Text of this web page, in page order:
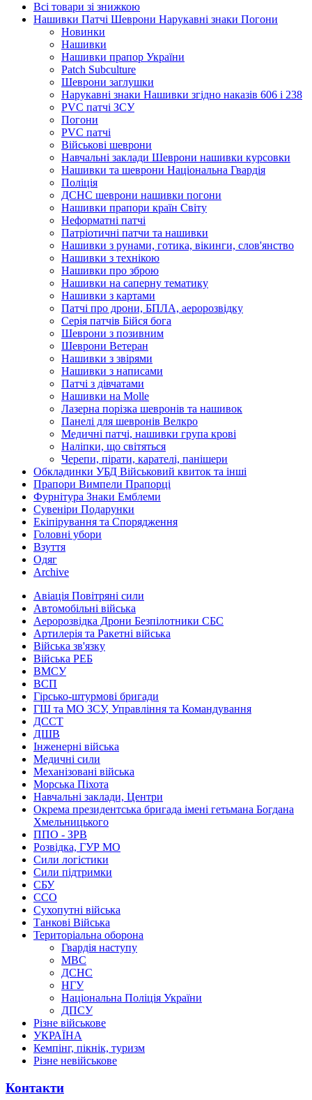
Всі товари зі знижкою
Нашивки Патчі Шеврони Нарукавні знаки Погони
Новинки
Нашивки
Нашивки прапор України
Рatch Subculture
Шеврони заглушки
Нарукавні знаки Нашивки згідно наказів 606 і 238
PVC патчі ЗСУ
Погони
PVC патчі
Військові шеврони
Навчальні заклади Шеврони нашивки курсовки
Нашивки та шеврони Національна Гвардія
Поліція
ДСНС шеврони нашивки погони
Нашивки прапори країн Світу
Неформатні патчі
Патріотичні патчи та нашивки
Нашивки з рунами, готика, вікинги, слов'янство
Нашивки з технікою
Нашивки про зброю
Нашивки на саперну тематику
Нашивки з картами
Патчі про дрони, БПЛА, аеророзвідку
Серія патчів Бійся бога
Шеврони з позивним
Шеврони Ветеран
Нашивки з звірями
Нашивки з написами
Патчі з дівчатами
Нашивки на Molle
Лазерна порізка шевронів та нашивок
Панелі для шевронів Велкро
Медичні патчі, нашивки група крові
Наліпки, що світяться
Черепи, пірати, карателі, панішери
Обкладинки УБД Військовий квиток та інші
Прапори Вимпели Прапорці
Фурнітура Знаки Емблеми
Сувеніри Подарунки
Екіпірування та Спорядження
Головні убори
Взуття
Одяг
Archive
Авіація Повітряні сили
Автомобільні війська
Аеророзвідка Дрони Безпілотники СБС
Артилерія та Ракетні війська
Війська зв'язку
Війська РЕБ
ВМСУ
ВСП
Гірсько-штурмові бригади
ГШ та МО ЗСУ, Управління та Командування
ДССТ
ДШВ
Інженерні війська
Медичні сили
Механізовані війська
Морська Піхота
Навчальні заклади, Центри
Окрема президентська бригада імені гетьмана Богдана
Хмельницького
ППО - ЗРВ
Розвідка, ГУР МО
Сили логістики
Сили підтримки
СБУ
ССО
Сухопутні війська
Танкові Війська
Територіальна оборона
Гвардія наступу
МВС
ДСНС
НГУ
Національна Поліція України
ДПСУ
Різне військове
УКРАЇНА
Кемпінг, пікнік, туризм
Різне невійськове
Контакти